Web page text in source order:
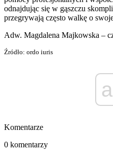
odnajdując się w gąszczu
przegrywają często walkę o
Adw. Magdalena Majkowska –
Źródło: ordo iuris
Komentarze
0 komentarzy